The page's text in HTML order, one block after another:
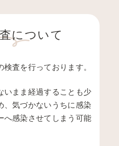
について
査を行っております。
いまま経過することも少
、気づかないうちに感染
へ感染させてしまう可能